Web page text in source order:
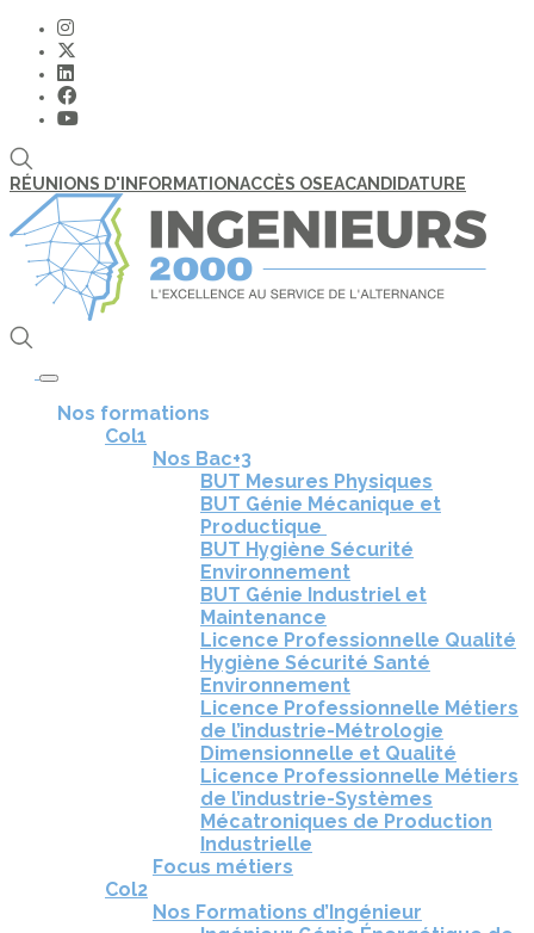
RÉUNIONS D'INFORMATIONACCÈS OSEACANDIDATURE
Toggle navigation
Nos formations
Col1
Nos Bac+3
BUT Mesures Physiques
BUT Génie Mécanique et
Productique
BUT Hygiène Sécurité
Environnement
BUT Génie Industriel et
Maintenance
Licence Professionnelle Qualité
Hygiène Sécurité Santé
Environnement
Licence Professionnelle Métiers
de l’industrie-Métrologie
Dimensionnelle et Qualité
Licence Professionnelle Métiers
de l’industrie-Systèmes
Mécatroniques de Production
Industrielle
Focus métiers
Col2
Nos Formations d’Ingénieur